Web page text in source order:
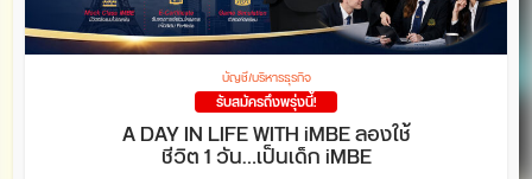
บัญชี/บริหารธุรกิจ
รับสมัครถึงพรุ่งนี้!
A DAY IN LIFE WITH iMBE ลองใช้
ชีวิต 1 วัน…เป็นเด็ก iMBE